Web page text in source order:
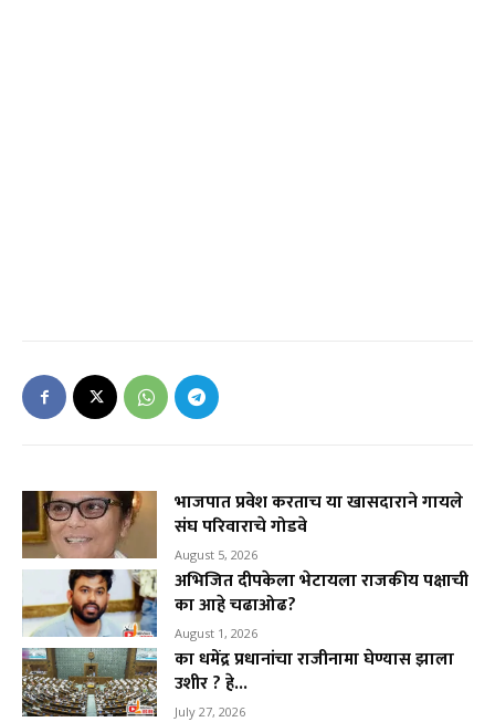
भाजपात प्रवेश करताच या खासदाराने गायले
संघ परिवाराचे गोडवे
August 5, 2026
अभिजित दीपकेला भेटायला राजकीय पक्षाची
का आहे चढाओढ?
August 1, 2026
का धमेंद्र प्रधानांचा राजीनामा घेण्यास झाला
उशीर ? हे...
July 27, 2026